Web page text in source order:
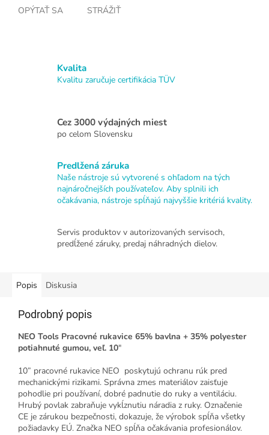
OPÝTAŤ SA STRÁŽIŤ
Kvalita
Kvalitu zaručuje certifikácia TÜV
Cez 3000 výdajných miest
po celom Slovensku
Predlžená záruka
Naše nástroje sú vytvorené s ohľadom na tých
najnáročnejších používateľov. Aby splnili ich
očakávania, nástroje spĺňajú najvyššie kritériá kvality.
Servis produktov v autorizovaných servisoch,
predĺžené záruky, predaj náhradných dielov.
Popis Diskusia
Podrobný popis
NEO Tools Pracovné rukavice 65% bavlna + 35% polyester
potiahnuté gumou, veľ. 10"
10” pracovné rukavice NEO poskytujú ochranu rúk pred
mechanickými rizikami. Správna zmes materiálov zaisťuje
pohodlie pri používaní, dobré padnutie do ruky a ventiláciu.
Hrubý povlak zabraňuje vykĺznutiu náradia z ruky. Označenie
CE je zárukou bezpečnosti, dokazuje, že výrobok spĺňa všetky
požiadavky EÚ. Značka NEO spĺňa očakávania profesionálov.